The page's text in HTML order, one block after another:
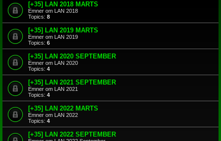
[+35] LAN 2018 MARTS
Emner om LAN 2018
Topics: 8
[+35] LAN 2019 MARTS
Emner om LAN 2019
Topics: 6
[+35] LAN 2020 SEPTEMBER
Emner om LAN 2020
Topics: 4
[+35] LAN 2021 SEPTEMBER
Emner om LAN 2021
Topics: 4
[+35] LAN 2022 MARTS
Emner om LAN 2022
Topics: 4
[+35] LAN 2022 SEPTEMBER